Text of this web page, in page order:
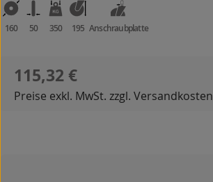
160 50 350 195 Anschraubplatte
Regulärer Preis:
115,32 €
Preise exkl. MwSt. zzgl. Versandkosten